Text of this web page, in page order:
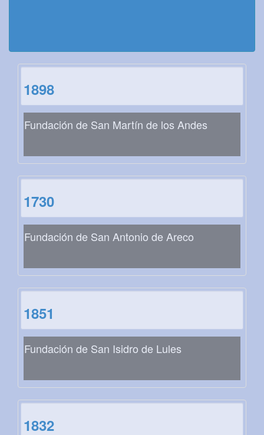
1898
Fundación de San Martín de los Andes
1730
Fundación de San Antonio de Areco
1851
Fundación de San Isidro de Lules
1832